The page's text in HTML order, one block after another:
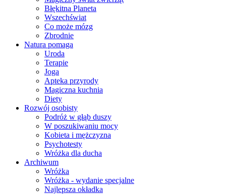
Błękitna Planeta
Wszechświat
Co może mózg
Zbrodnie
Natura pomaga
Uroda
Terapie
Joga
Apteka przyrody
Magiczna kuchnia
Diety
Rozwój osobisty
Podróż w głąb duszy
W poszukiwaniu mocy
Kobieta i mężczyzna
Psychotesty
Wróżka dla ducha
Archiwum
Wróżka
Wróżka - wydanie specjalne
Najlepsza okładka